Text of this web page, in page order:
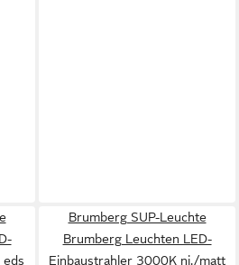
eds
Brumberg SUP-Leuchte
Brumberg Leuchten LED-
Einbaustrahler 3000K ni./matt